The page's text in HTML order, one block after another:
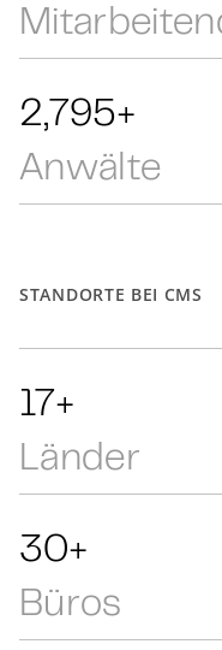
4,275+
Anwälte
STANDORTE BEI CMS
27+
Länder
48+
Büros